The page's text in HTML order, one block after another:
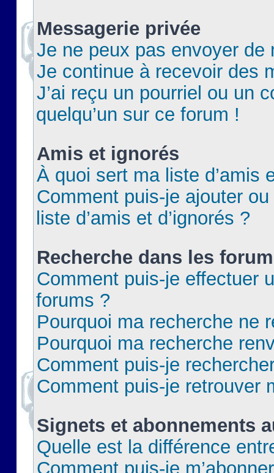
Messagerie privée
Je ne peux pas envoyer de
Je continue à recevoir des
J’ai reçu un pourriel ou un
quelqu’un sur ce forum !
Amis et ignorés
À quoi sert ma liste d’amis
Comment puis-je ajouter
liste d’amis et d’ignorés ?
Recherche dans les
Comment puis-je effectuer
forums ?
Pourquoi ma recherche ne
Pourquoi ma recherche
Comment puis-je
Comment puis-je retrouver
Signets et abonnements
Quelle est la différence
Comment puis-je